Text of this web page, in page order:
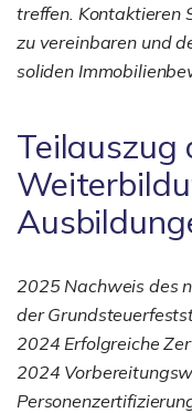
treffen. Kontaktieren
zu vereinbaren und
soliden
2025 Nachweis des
der
2024 Erfolgreiche
2024